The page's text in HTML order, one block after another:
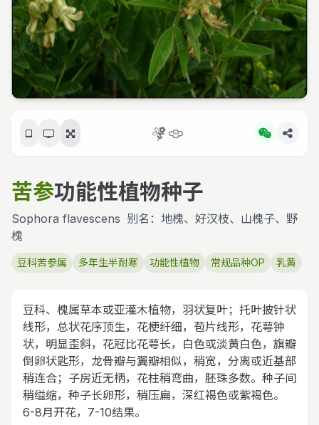
苦参功能性植物种子
Sophora flavescens 别名：地槐、好汉枝、山槐子、野
槐
豆科苦参属 多年生半耐寒 功能性植物 常规品种OP 乳黄
豆科、槐属草本或亚灌木植物，羽状复叶；托叶披针状
线形，总状花序顶生，花梗纤细，苞片线形，花萼钟
状，明显歪斜，花冠比花萼长，白色或淡黄白色，旗瓣
倒卵状匙形，龙骨瓣与翼瓣相似，稍宽，分离或近基部
稍连合；子房近无柄，花柱稍弯曲，胚珠多数。种子间
稍缢缩，种子长卵形，稍压扁，深红褐色或紫褐色。
6-8月开花，7-10结果。